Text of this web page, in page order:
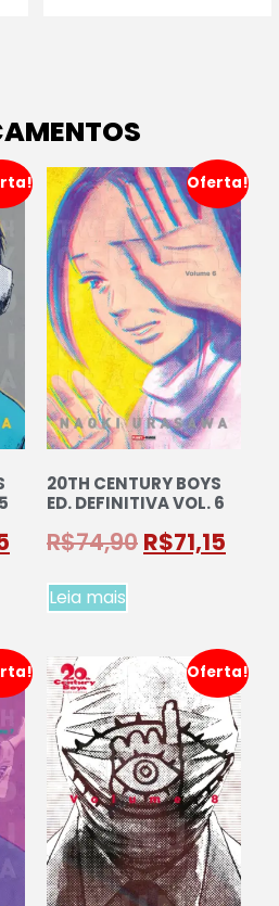
Oferta!
20TH CENTURY BOYS
ED. DEFINITIVA VOL. 6
R$74,90 R$71,15
Leia mais
Oferta!